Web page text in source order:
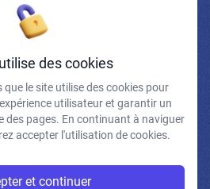
à la newsletter
et confirme avoir pris connaissance de
et mentions légales.
des cookies
le site utilise des cookies pour
utilisateur et garantir un
pages. En continuant à naviguer
accepter l'utilisation de cookies.
et continuer